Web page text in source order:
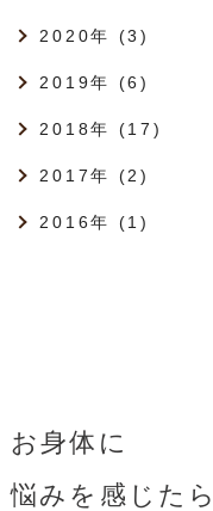
2020年 (3)
2019年 (6)
2018年 (17)
2017年 (2)
2016年 (1)
お身体に
悩みを感じたら